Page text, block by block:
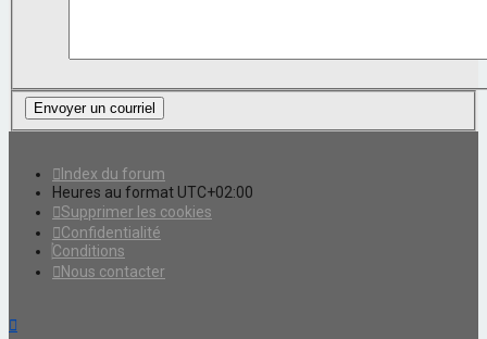
Index du forum
Heures au format UTC+02:00
Supprimer les cookies
Confidentialité
Conditions
Nous contacter